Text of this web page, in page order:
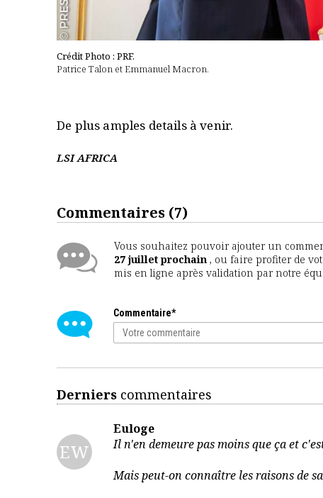
Crédit Photo : PRF.
Patrice Talon et Emmanuel Macron.
De plus amples details à venir.
LSI AFRICA
Commentaires (7)
Vous souhaitez pouvoir ajouter un
27 juillet prochain , ou faire profiter de
mis en ligne après validation par notre
Commentaire*
Derniers commentaires
EW
Euloge
Il n'en demeure pas moins que ça et
Mais peut-on connaître les raisons de